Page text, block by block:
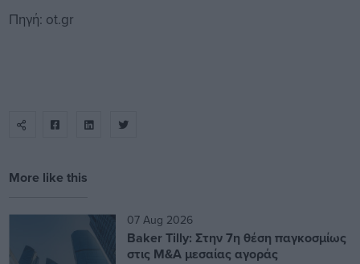
Πηγή: ot.gr
More like this
07 Aug 2026
Baker Tilly: Στην 7η θέση παγκοσμίως
στις M&A μεσαίας αγοράς